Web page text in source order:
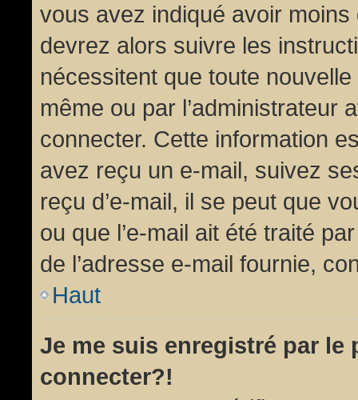
vous avez indiqué avoir
devrez alors suivre les
nécessitent que toute
même ou par l’administrateur
connecter. Cette information
avez reçu un e-mail, suivez
reçu d’e-mail, il se peut que
ou que l’e-mail ait été traité
de l’adresse e-mail fournie,
Haut
Je me suis enregistré par le
connecter?!